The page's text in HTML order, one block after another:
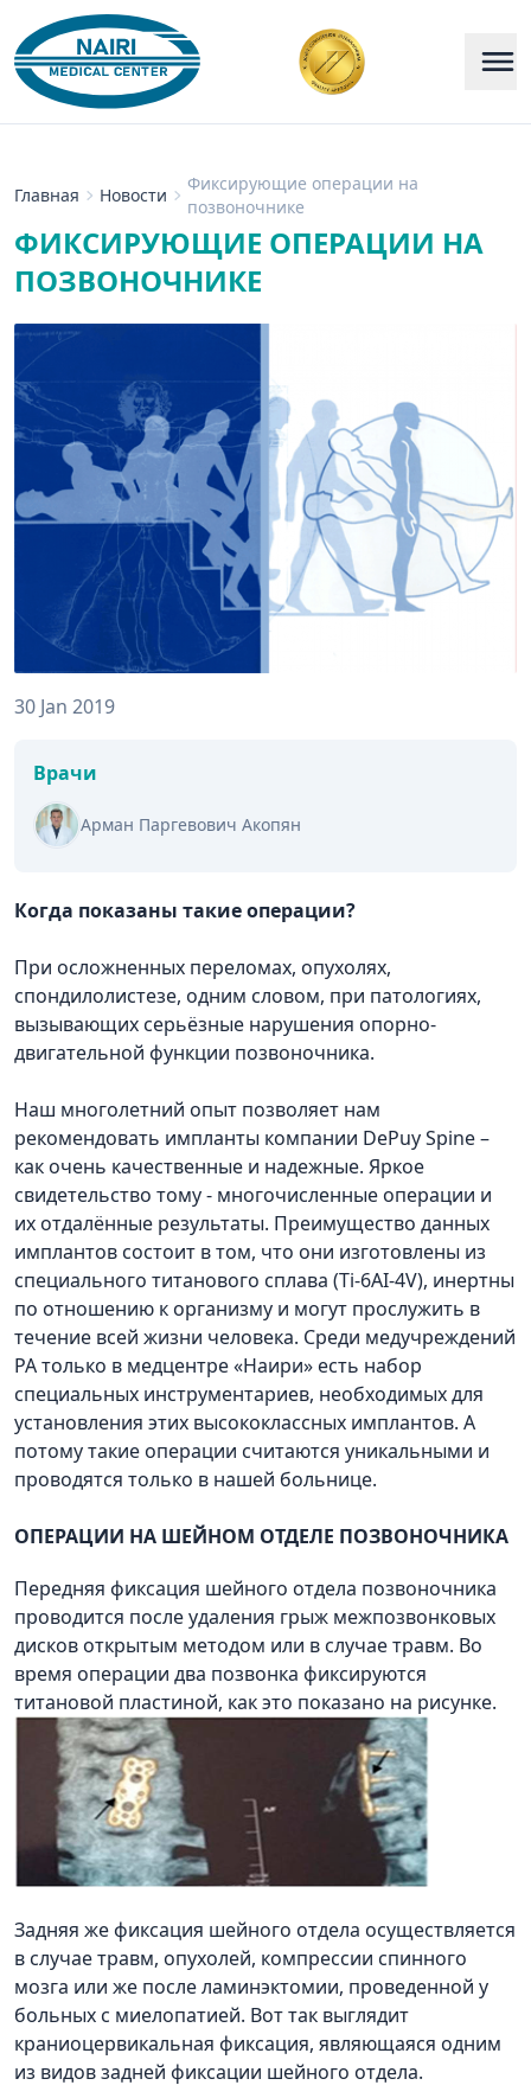
Главная Новости
Фиксирующие операции на
позвоночнике
ФИКСИРУЮЩИЕ ОПЕРАЦИИ НА
ПОЗВОНОЧНИКЕ
30 Jan 2019
Врачи
Арман Паргевович Акопян
Когда показаны такие операции?
При осложненных переломах, опухолях,
спондилолистезе, одним словом, при патологиях,
вызывающих серьёзные нарушения опорно-
двигательной функции позвоночника.
Наш многолетний опыт позволяет нам
рекомендовать импланты компании DePuy Spine –
как очень качественные и надежные. Яркое
свидетельство тому - многочисленные операции и
их отдалённые результаты. Преимущество данных
имплантов состоит в том, что они изготовлены из
специального титанового сплава (Ti-6AI-4V), инертны
по отношению к организму и могут прослужить в
течение всей жизни человека. Среди медучреждений
РА только в медцентре «Наири» есть набор
специальных инструментариев, необходимых для
установления этих высококлассных имплантов. А
потому такие операции считаются уникальными и
проводятся только в нашей больнице.
ОПЕРАЦИИ НА ШЕЙНОМ ОТДЕЛЕ ПОЗВОНОЧНИКА
Передняя фиксация шейного отдела позвоночника
проводится после удаления грыж межпозвонковых
дисков открытым методом или в случае травм. Во
время операции два позвонка фиксируются
титановой пластиной, как это показано на рисунке.
Задняя же фиксация шейного отдела осуществляется
в случае травм, опухолей, компрессии спинного
мозга или же после ламинэктомии, проведенной у
больных с миелопатией. Вот так выглядит
краниоцервикальная фиксация, являющаяся одним
из видов задней фиксации шейного отдела.